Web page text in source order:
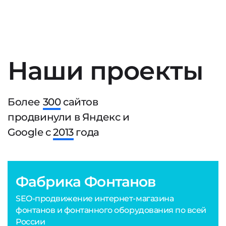
Наши проекты
Более 300сайтов
продвинули в Яндекс и
Google с2013года
Фабрика Фонтанов
SEO-продвижение интернет-магазина
фонтанов и фонтанного оборудования по всей
России